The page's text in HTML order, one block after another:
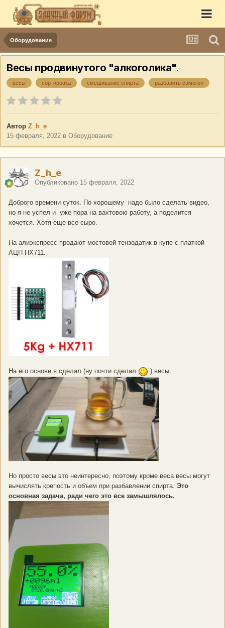
Оборудование
Весы продвинутого "алкоголика".
весы сортировка смешивание спирта разбавить самогон
Автор Z_h_e
15 февраля, 2022 в Оборудование
Z_h_e
Опубликовано 15 февраля, 2022
Доброго времени суток. По хорошему надо было сделать видео,
но я не успел и уже пора на вахтовою работу, а поделится
хочется. Хотя еще все сыро.
На алиэкспресс продают мостовой тензодатик в купе с платкой
АЦП HX711.
На его основе я сделал (ну почти сделал ) весы.
Но просто весы это неинтересно, поэтому кроме веса весы могут
вычислять крепость и объем при разбавлении спирта. Это
основная задача, ради чего это все замышлялось.